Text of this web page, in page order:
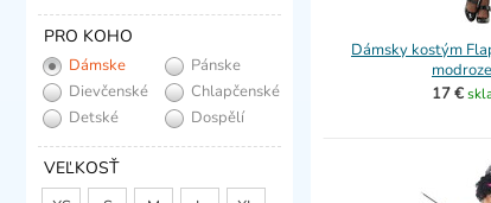
Dámsky kostým
17 €
PRO KOHO
Dámske
Pánske
Dievčenské
Chlapčenské
Detské
Dospělí
VEĽKOSŤ